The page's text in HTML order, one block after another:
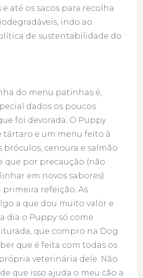
até os sacos para recolha
indo ao
de sustentabilidade do
do menu patinhas é,
dados os poucos
foi devorada. O Puppy
tártaro e um menu feito à
bróculos, cenoura e salmão
que por precaução (não
em novos sabores)
refeição. As
a que dou muito valor e
dia o Puppy só come
que compro na Dog
que é feita com todas os
veterinária dele. Não
que isso ajuda o meu cão a